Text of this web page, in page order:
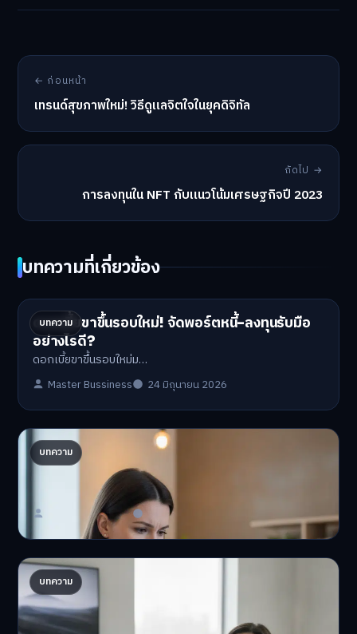
← ก่อนหน้า
เทรนด์สุขภาพใหม่! วิธีดูแลจิตใจในยุคดิจิทัล
ถัดไป →
การลงทุนใน NFT กับแนวโน้มเศรษฐกิจปี 2023
บทความที่เกี่ยวข้อง
บทความ
ดอกเบี้ยขาขึ้นรอบใหม่! จัดพอร์ตหนี้-ลงทุนรับมือ
อย่างไรดี?
ดอกเบี้ยขาขึ้นรอบใหม่ม…
Master Bussiness 24 มิถุนายน 2026
บทความ
ปรับพอร์ตรับ ‘เงินดิจิทัล 2.0’ จัดสรรงบอย่างไรไม่
ให้พัง
'เงินดิจิทัล 2.0' มาแล…
Master Bussiness 23 มิถุนายน 2026
บทความ
AI จัดพอร์ตให้ปัง! เทรนด์ลงทุนยุคใหม่ ไม่ต้องเฝ้า
จอ
AI จัดพอร์ตให้ปัง! หมด…